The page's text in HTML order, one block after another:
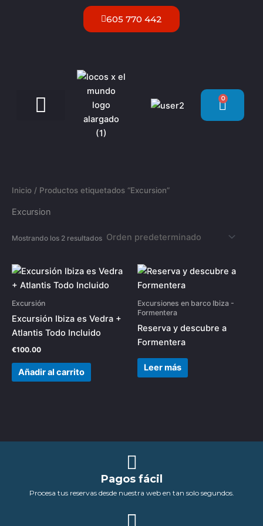
605 770 442
0
Inicio / Productos etiquetados “Excursion”
Excursion
Mostrando los 2 resultados
Excursión
Excursión Ibiza es Vedra +
Atlantis Todo Incluido
€100.00
Añadir al carrito
Excursiones en barco Ibiza -
Formentera
Reserva y descubre a
Formentera
Leer más
Pagos fácil
Procesa tus reservas desde nuestra web en tan solo segundos.